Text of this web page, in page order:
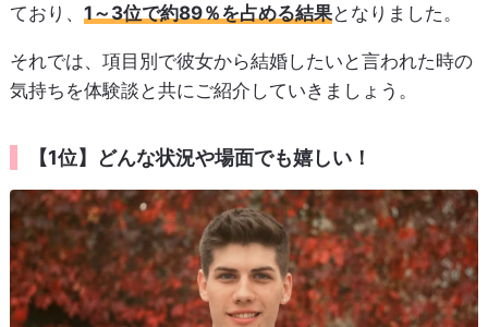
ており、 1～3位で約89％を占める結果となりました。
それでは、項目別で彼女から結婚したいと言われた時の
気持ちを体験談と共にご紹介していきましょう。
【1位】どんな状況や場面でも嬉しい！